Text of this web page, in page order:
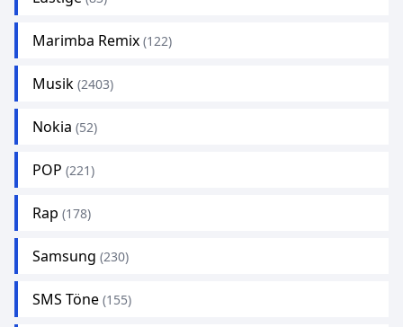
Marimba Remix (122)
Musik (2403)
Nokia (52)
POP (221)
Rap (178)
Samsung (230)
SMS Töne (155)